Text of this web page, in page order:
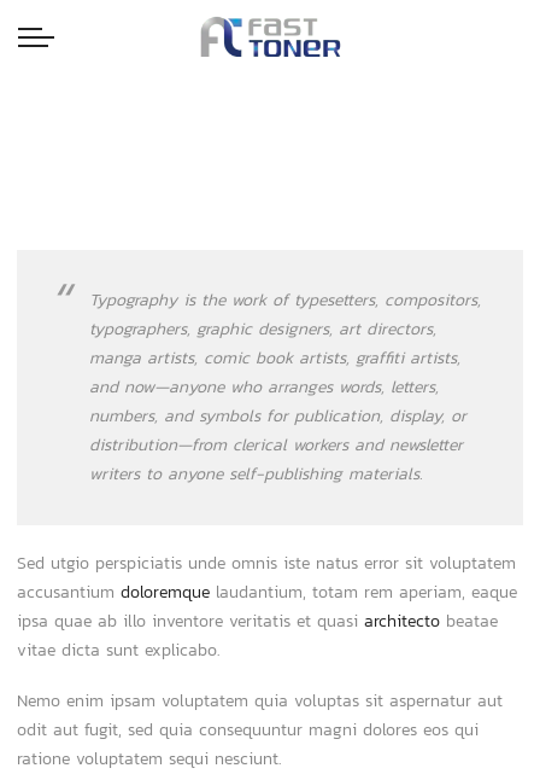
Typography is the work of typesetters, compositors,
typographers, graphic designers, art directors,
manga artists, comic book artists, graffiti artists,
and now—anyone who arranges words, letters,
numbers, and symbols for publication, display, or
distribution—from clerical workers and newsletter
writers to anyone self-publishing materials.
Sed utgio perspiciatis unde omnis iste natus error sit voluptatem
accusantium doloremque laudantium, totam rem aperiam, eaque
ipsa quae ab illo inventore veritatis et quasi architecto beatae
vitae dicta sunt explicabo.
Nemo enim ipsam voluptatem quia voluptas sit aspernatur aut
odit aut fugit, sed quia consequuntur magni dolores eos qui
ratione voluptatem sequi nesciunt.